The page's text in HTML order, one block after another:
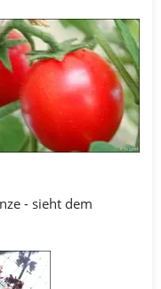
- sieht dem